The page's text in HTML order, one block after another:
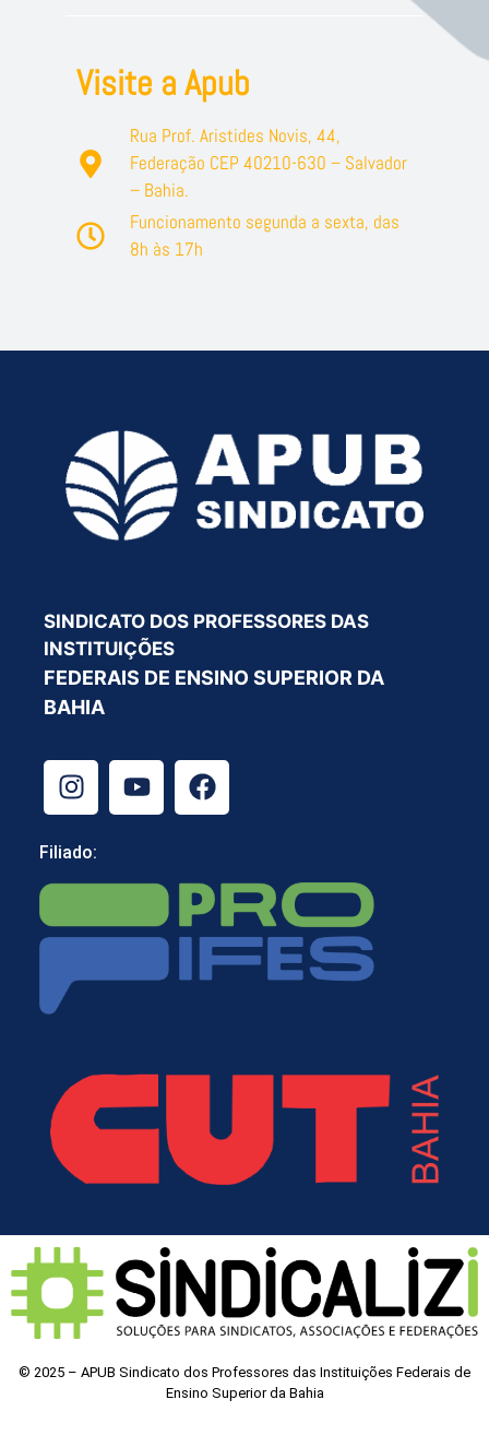
Visite a Apub
Rua Prof. Aristides Novis, 44,
Federação CEP 40210-630 – Salvador
– Bahia.
Funcionamento segunda a sexta, das
8h às 17h
SINDICATO DOS PROFESSORES DAS
INSTITUIÇÕES
FEDERAIS DE ENSINO SUPERIOR DA
BAHIA
Filiado:
© 2025 – APUB Sindicato dos Professores das Instituições Federais de
Ensino Superior da Bahia